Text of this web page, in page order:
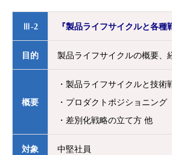
Ⅲ-2 『製品ライフサイクルと各種
目的 製品ライフサイクルの概要、
概要
・製品ライフサイクルと技術
・プロダクトポジショニング
・差別化戦略の立て方 他
対象 中堅社員